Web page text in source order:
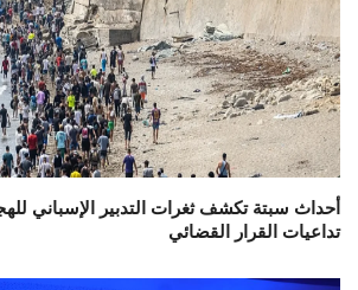
أحداث سبتة تكشف ثغرات التدبير الإسباني
تداعيات القرار القضائي